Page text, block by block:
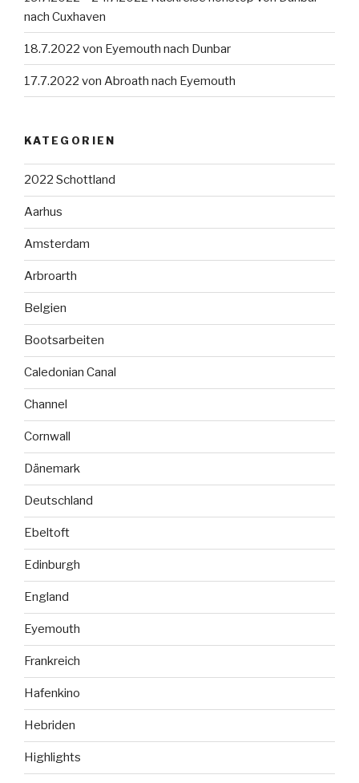
nach Cuxhaven
18.7.2022 von Eyemouth nach Dunbar
17.7.2022 von Abroath nach Eyemouth
KATEGORIEN
2022 Schottland
Aarhus
Amsterdam
Arbroarth
Belgien
Bootsarbeiten
Caledonian Canal
Channel
Cornwall
Dänemark
Deutschland
Ebeltoft
Edinburgh
England
Eyemouth
Frankreich
Hafenkino
Hebriden
Highlights